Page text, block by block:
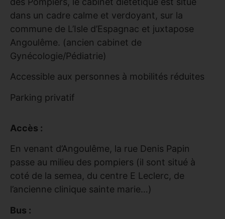
dans un cadre calme et verdoyant, sur la
commune de L’Isle d’Espagnac et juxtapose
Angoulême. (ancien cabinet de
Gynécologie/Pédiatrie)
Accessible aux personnes à mobilités réduites
Parking privatif
Accès :
En venant d’Angoulême, la rue Denis Papin
passe au milieu des pompiers (il sont situé à
coté de la semea, du centre E Leclerc, de
l’ancienne clinique sainte marie…)
Bus :